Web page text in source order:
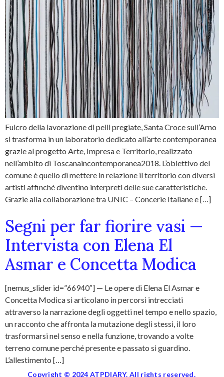
Fulcro della lavorazione di pelli pregiate, Santa Croce sull’Arno
si trasforma in un laboratorio dedicato all’arte contemporanea
grazie al progetto Arte, Impresa e Territorio, realizzato
nell’ambito di Toscanaincontemporanea2018. L’obiettivo del
comune è quello di mettere in relazione il territorio con diversi
artisti affinché diventino interpreti delle sue caratteristiche.
Grazie alla collaborazione tra UNIC – Concerie Italiane e […]
Segni per far fiorire vasi —
Intervista con Elena El
Asmar e Concetta Modica
[nemus_slider id=”66940″] — Le opere di Elena El Asmar e
Concetta Modica si articolano in percorsi intrecciati
attraverso la narrazione degli oggetti nel tempo e nello spazio,
un racconto che affronta la mutazione degli stessi, il loro
trasformarsi nel senso e nella funzione, trovando a volte
terreno comune perché presente e passato si guardino.
L’allestimento […]
Copyright © 2024 ATPDIARY. All rights reserved.